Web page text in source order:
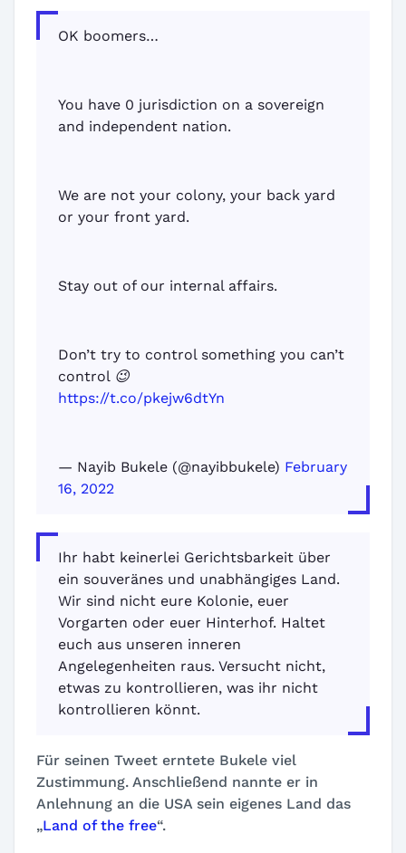
OK boomers…
You have 0 jurisdiction on a sovereign
and independent nation.
We are not your colony, your back yard
or your front yard.
Stay out of our internal affairs.
Don’t try to control something you can’t
control 😉
https://t.co/pkejw6dtYn
— Nayib Bukele (@nayibbukele) February
16, 2022
Ihr habt keinerlei Gerichtsbarkeit über
ein souveränes und unabhängiges Land.
Wir sind nicht eure Kolonie, euer
Vorgarten oder euer Hinterhof. Haltet
euch aus unseren inneren
Angelegenheiten raus. Versucht nicht,
etwas zu kontrollieren, was ihr nicht
kontrollieren könnt.
Für seinen Tweet erntete Bukele viel
Zustimmung. Anschließend nannte er in
Anlehnung an die USA sein eigenes Land das
„Land of the free“.